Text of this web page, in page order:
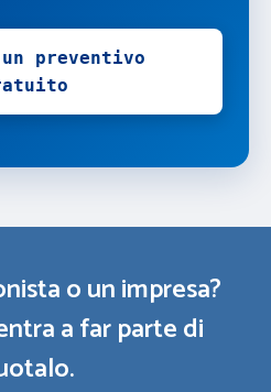
preventivo
o un impresa?
a far parte di